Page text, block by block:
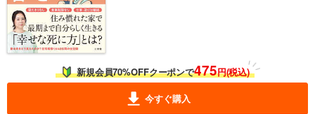
新規会員70%OFFクーポンで475円(税込)
今すぐ購入